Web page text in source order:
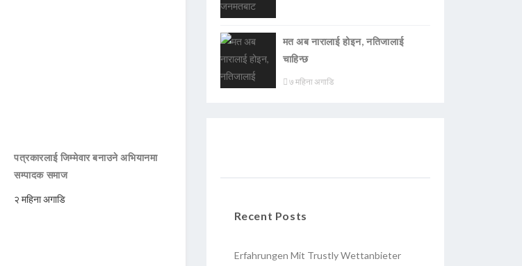
पत्रकारलाई जिम्मेवार बनाउने अभियानमा
सम्पादक समाज
२ महिना अगाडि
मत अब नारालाई होइन, नतिजालाई
चाहिन्छ
७ महिना अगाडि
Recent Posts
Erfahrungen Mit Trustly Wettanbieter